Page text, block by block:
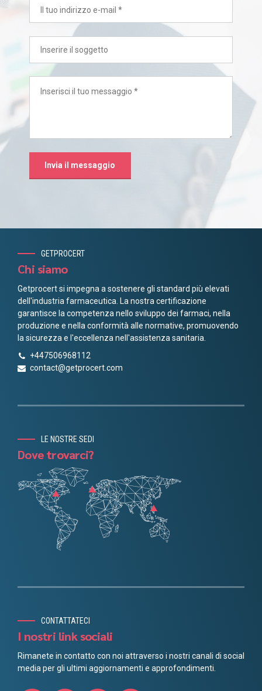
GETPROCERT
Chi siamo
Getprocert si impegna a sostenere gli standard più elevati
dell'industria farmaceutica. La nostra certificazione
garantisce la competenza nello sviluppo dei farmaci, nella
produzione e nella conformità alle normative, promuovendo
la sicurezza e l'eccellenza nell'assistenza sanitaria.
+447506968112
contact@getprocert.com
LE NOSTRE SEDI
Dove trovarci?
CONTATTATECI
I nostri link sociali
Rimanete in contatto con noi attraverso i nostri canali di social
media per gli ultimi aggiornamenti e approfondimenti.
Swedish
German